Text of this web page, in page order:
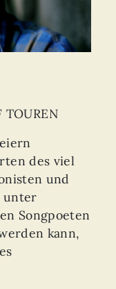
TOUREN
des viel
und
unter
Songpoeten
kann,